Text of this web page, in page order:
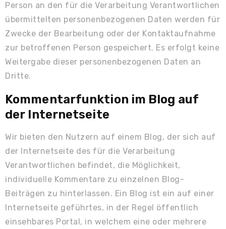
Person an den für die Verarbeitung Verantwortlichen
übermittelten personenbezogenen Daten werden für
Zwecke der Bearbeitung oder der Kontaktaufnahme
zur betroffenen Person gespeichert. Es erfolgt keine
Weitergabe dieser personenbezogenen Daten an
Dritte.
Kommentarfunktion im Blog auf
der Internetseite
Wir bieten den Nutzern auf einem Blog, der sich auf
der Internetseite des für die Verarbeitung
Verantwortlichen befindet, die Möglichkeit,
individuelle Kommentare zu einzelnen Blog-
Beiträgen zu hinterlassen. Ein Blog ist ein auf einer
Internetseite geführtes, in der Regel öffentlich
einsehbares Portal, in welchem eine oder mehrere